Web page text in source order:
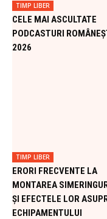
TIMP LIBER
CELE MAI ASCULTATE
PODCASTURI
2026
TIMP LIBER
ERORI FRECVENTE LA
MONTAREA
ȘI EFECTELE LOR
ECHIPAMENTULUI